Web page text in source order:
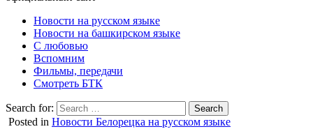
Новости на русском языке
Новости на башкирском языке
С любовью
Вспомним
Фильмы, передачи
Смотреть БТК
Search for:
Posted in Новости Белорецка на русском языке